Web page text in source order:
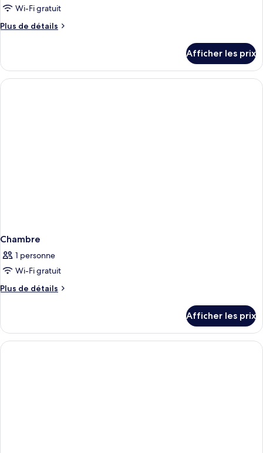
ce
type
de
Chambre
quadruple
familiale
Wi-Fi gratuit
Plus de détails
Plus
Chambre
quadruple
familiale
Afficher les prix
Chambre
1 personne
Wi-Fi gratuit
Plus de détails
Plus
Chambre
Afficher les prix